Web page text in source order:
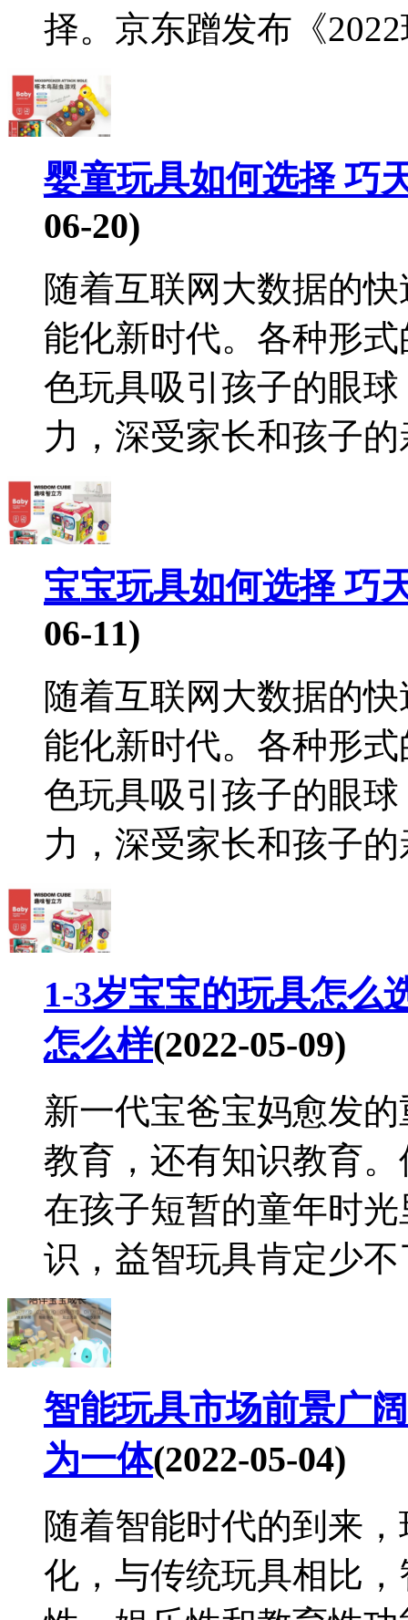
择。京东蹭发布《
婴童玩具如何选择 巧
06-20)
随着互联网大数据的
能化新时代。各种形
色玩具吸引孩子的眼
力，深受家长和孩子
宝宝玩具如何选择 巧
06-11)
随着互联网大数据的
能化新时代。各种形
色玩具吸引孩子的眼
力，深受家长和孩子
1-3岁宝宝的玩具怎么
怎么样(2022-05-09)
新一代宝爸宝妈愈发
教育，还有知识教育
在孩子短暂的童年时
识，益智玩具肯定少
智能玩具市场前景广
为一体(2022-05-04)
随着智能时代的到来
化，与传统玩具相比